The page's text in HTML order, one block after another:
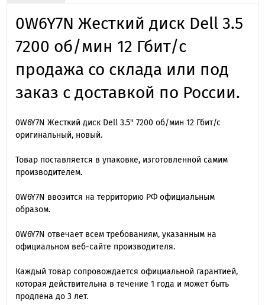
0W6Y7N Жесткий диск Dell 3.5
7200 об/мин 12 Гбит/с
продажа со склада или под
заказ с доставкой по России.
0W6Y7N Жесткий диск Dell 3.5" 7200 об/мин 12 Гбит/с
оригинальный, новый.
Товар поставляется в упаковке, изготовленной самим
производителем.
0W6Y7N ввозится на территорию РФ официальным
образом.
0W6Y7N отвечает всем требованиям, указанным на
официальном веб-сайте производителя.
Каждый товар сопровождается официальной гарантией,
которая действительна в течение 1 года и может быть
продлена до 3 лет.